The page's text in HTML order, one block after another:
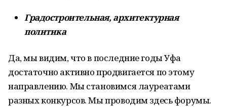
Градостроительная, архитектурная
политика
Да, мы видим, что в последние годы Уфа
достаточно активно продвигается по этому
направлению. Мы становимся лауреатами
разных конкурсов. Мы проводим здесь форумы.